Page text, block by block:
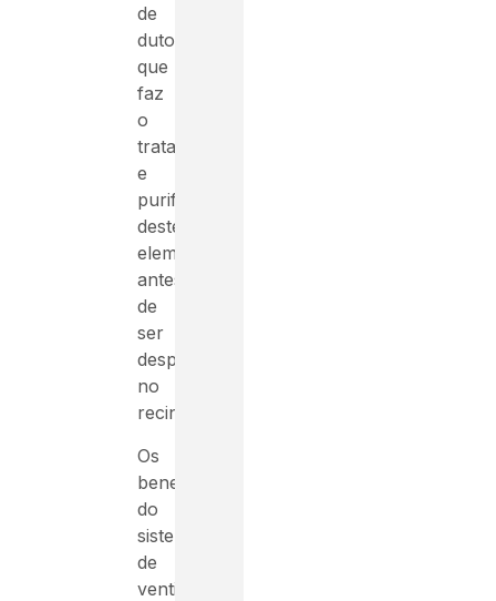
de
dutos
que
faz
o
tratamento
e
purificação
deste
elemento,
antes
de
ser
despejado
no
recinto.
Os
benefícios
do
sistema
de
ventilação